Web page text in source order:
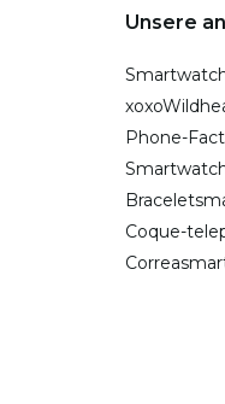
Unsere
Phone-
Coque-